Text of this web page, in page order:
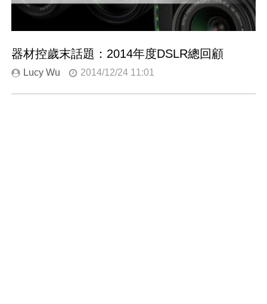
器材控歲末話題：2014年度DSLR總回顧
Lucy Wu 2014/12/24 11:01